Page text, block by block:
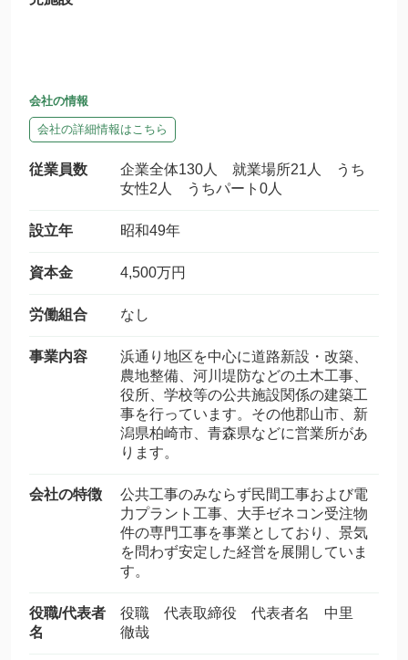
会社の情報
会社の詳細情報はこちら
従業員数
企業全体130人 就業場所21人 うち
女性2人 うちパート0人
設立年 昭和49年
資本金 4,500万円
労働組合 なし
事業内容
浜通り地区を中心に道路新設・改築、
農地整備、河川堤防などの土木工事、
役所、学校等の公共施設関係の建築工
事を行っています。その他郡山市、新
潟県柏崎市、青森県などに営業所があ
ります。
会社の特徴
公共工事のみならず民間工事および電
力プラント工事、大手ゼネコン受注物
件の専門工事を事業としており、景気
を問わず安定した経営を展開していま
す。
役職/代表者
名
役職 代表取締役 代表者名 中里
徹哉